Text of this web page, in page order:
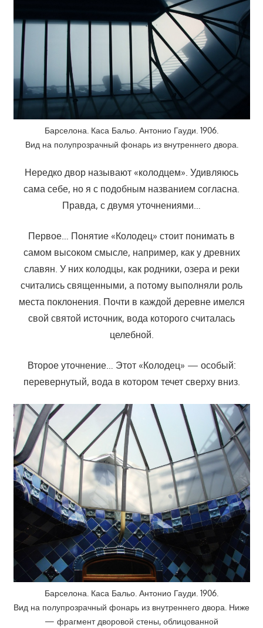
Барселона. Каса Бальо. Антонио Гауди. 1906.
Вид на полупрозрачный фонарь из внутреннего двора.
Нередко двор называют «колодцем». Удивляюсь
сама себе, но я с подобным названием согласна.
Правда, с двумя уточнениями…
Первое… Понятие «Колодец» стоит понимать в
самом высоком смысле, например, как у древних
славян. У них колодцы, как родники, озера и реки
считались священными, а потому выполняли роль
места поклонения. Почти в каждой деревне имелся
свой святой источник, вода которого считалась
целебной.
Второе уточнение… Этот «Колодец» — особый:
перевернутый, вода в котором течет сверху вниз.
Барселона. Каса Бальо. Антонио Гауди. 1906.
Вид на полупрозрачный фонарь из внутреннего двора. Ниже
— фрагмент дворовой стены, облицованной